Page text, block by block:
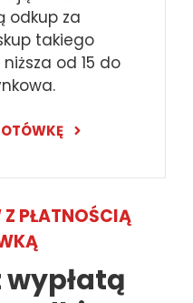
odkup za
takiego
od 15 do
PŁATNOŚCIĄ
wypłatą